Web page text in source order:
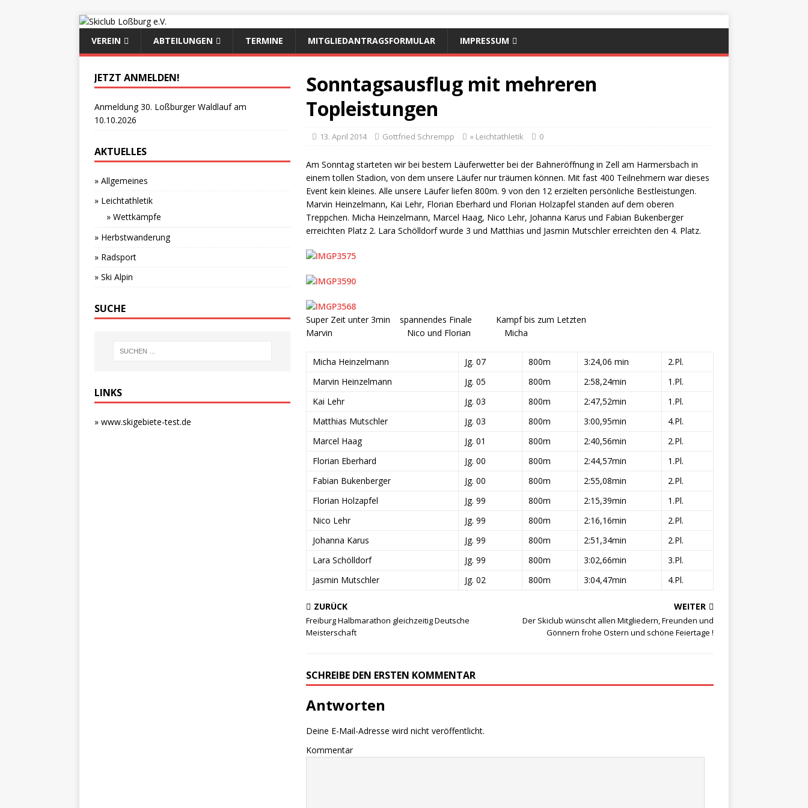
VEREIN ABTEILUNGEN TERMINE MITGLIEDANTRAGSFORMULAR IMPRESSUM
Sonntagsausflug mit mehreren
Topleistungen
13. April 2014 Gottfried Schrempp » Leichtathletik 0
Am Sonntag starteten wir bei bestem Läuferwetter bei der Bahneröffnung in Zell am Harmersbach in
einem tollen Stadion, von dem unsere Läufer nur träumen können. Mit fast 400 Teilnehmern war dieses
Event kein kleines. Alle unsere Läufer liefen 800m. 9 von den 12 erzielten persönliche Bestleistungen.
Marvin Heinzelmann, Kai Lehr, Florian Eberhard und Florian Holzapfel standen auf dem oberen
Treppchen. Micha Heinzelmann, Marcel Haag, Nico Lehr, Johanna Karus und Fabian Bukenberger
erreichten Platz 2. Lara Schölldorf wurde 3 und Matthias und Jasmin Mutschler erreichten den 4. Platz.
Super Zeit unter 3min spannendes Finale Kampf bis zum Letzten
Marvin Nico und Florian Micha
Micha Heinzelmann Jg. 07 800m 3:24,06 min
2.Pl.
Marvin Heinzelmann
Jg. 05 800m 2:58,24min
1.Pl.
Kai Lehr
Jg. 03 800m 2:47,52min
1.Pl.
Matthias Mutschler
Jg. 03 800m 3:00,95min
4.Pl.
Marcel Haag
Jg. 01 800m 2:40,56min
2.Pl.
Florian Eberhard
Jg. 00 800m 2:44,57min
1.Pl.
Fabian Bukenberger
Jg. 00 800m 2:55,08min
2.Pl.
Florian Holzapfel
Jg. 99 800m 2:15,39min
1.Pl.
Nico Lehr
Jg. 99 800m 2:16,16min
2.Pl.
Johanna Karus
Jg. 99 800m 2:51,34min
2.Pl.
Lara Schölldorf
Jg. 99 800m 3:02,66min
3.Pl.
Jasmin Mutschler
Jg. 02 800m 3:04,47min 4.Pl.
ZURÜCK
Freiburg Halbmarathon gleichzeitig Deutsche
Meisterschaft
WEITER
Der Skiclub wünscht allen Mitgliedern, Freunden und
Gönnern frohe Ostern und schöne Feiertage !
SCHREIBE DEN ERSTEN KOMMENTAR
Antworten
Deine E-Mail-Adresse wird nicht veröffentlicht.
Kommentar
JETZT ANMELDEN!
Anmeldung 30. Loßburger Waldlauf am
10.10.2026
AKTUELLES
» Allgemeines
» Leichtathletik
» Wettkämpfe
» Herbstwanderung
» Radsport
» Ski Alpin
SUCHE
LINKS
» www.skigebiete-test.de